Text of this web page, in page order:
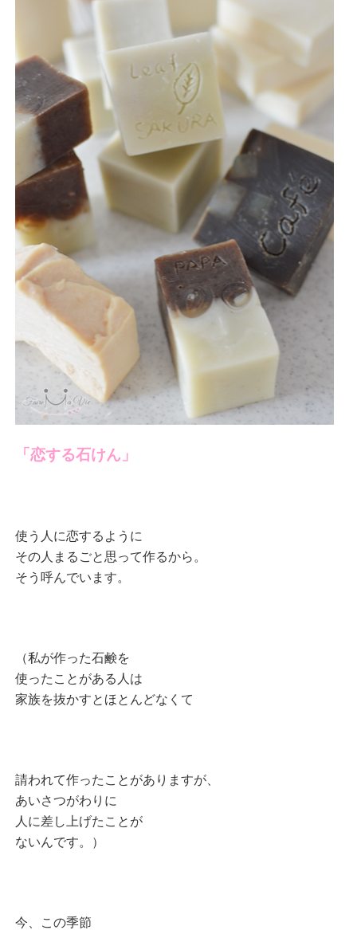
「恋する石けん」
使う人に恋するように
その人まるごと思って作るから。
そう呼んでいます。
（私が作った石鹸を
使ったことがある人は
家族を抜かすとほとんどなくて
請われて作ったことがありますが、
あいさつがわりに
人に差し上げたことが
ないんです。）
今、この季節